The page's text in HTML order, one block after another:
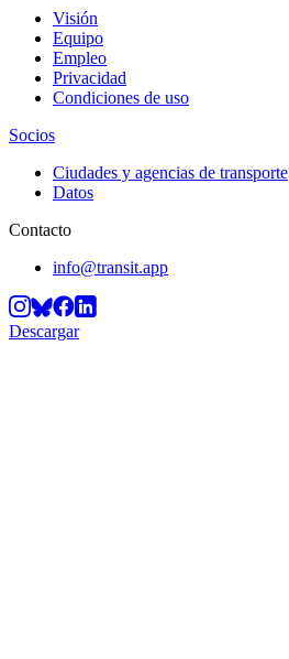
Visión
Equipo
Empleo
Privacidad
Condiciones de uso
Socios
Ciudades y agencias de transporte
Datos
Contacto
info@transit.app
Descargar